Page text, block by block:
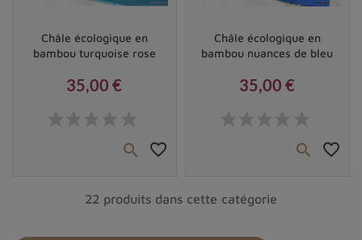
Châle écologique en
bambou turquoise rose
35,00 €
 favorite_border
Châle écologique en
bambou nuances de bleu
35,00 €
 favorite_border
22 produits dans cette catégorie